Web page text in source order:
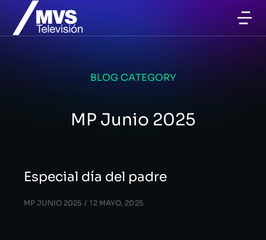
BLOG CATEGORY
MP Junio 2025
Especial día del padre
MP JUNIO 2025 12 MAYO, 2025